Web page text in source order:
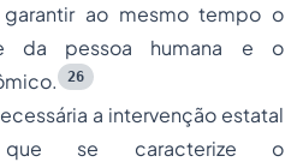
ao mesmo tempo o
da pessoa humana e o
26
a intervenção estatal
se caracterize o